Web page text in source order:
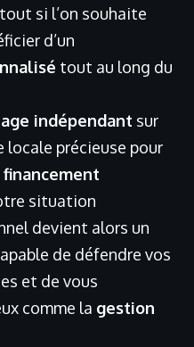
si l’on souhaite
d’un
tout au long du
indépendant sur
locale précieuse pour
financement
situation
devient alors un
de défendre vos
et de vous
comme la gestion